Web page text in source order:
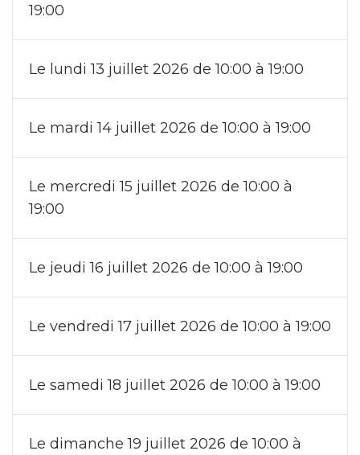
19:00
Le lundi 13 juillet 2026 de 10:00 à 19:00
Le mardi 14 juillet 2026 de 10:00 à 19:00
Le mercredi 15 juillet 2026 de 10:00 à
19:00
Le jeudi 16 juillet 2026 de 10:00 à 19:00
Le vendredi 17 juillet 2026 de 10:00 à 19:00
Le samedi 18 juillet 2026 de 10:00 à 19:00
Le dimanche 19 juillet 2026 de 10:00 à